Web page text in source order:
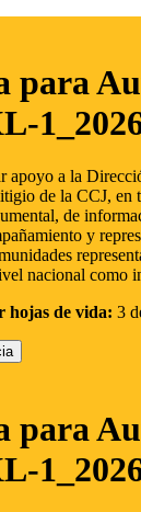
para
apoyo a la
de la CCJ, en
de
y
nacional como
hojas de vida: 3
para